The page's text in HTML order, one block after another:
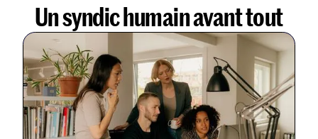
Un syndic humain avant tout